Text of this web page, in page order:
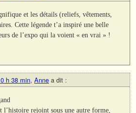
et les détails (reliefs, vêtements,
Cette légende t’a inspiré une belle
de l’expo qui la voient « en vrai » !
h 38 min, Anne a dit :
l’histoire rejoint sous une autre forme,